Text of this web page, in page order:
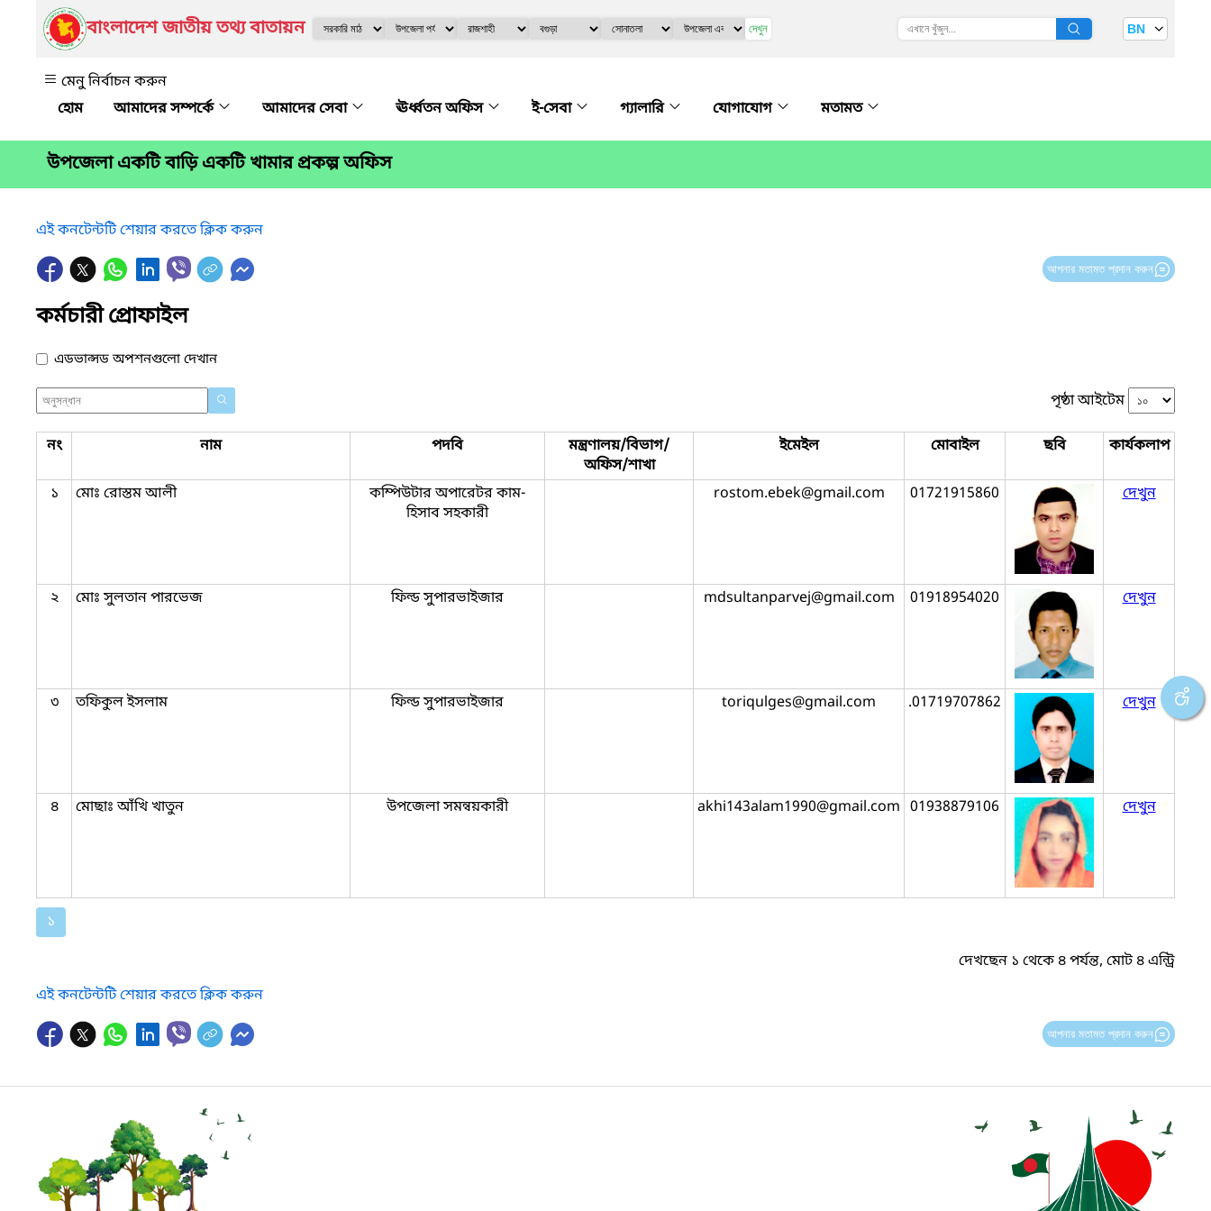
বাংলাদেশ জাতীয় তথ্য বাতায়ন দেখুন BN
মেনু নির্বাচন করুন
আমাদের সম্পর্কে
আমাদের সেবা ঊর্ধ্বতন অফিস ই-সেবা গ্যালারি যোগাযোগ মতামত
উপজেলা একটি বাড়ি একটি খামার প্রকল্প অফিস
এই কনটেন্টটি শেয়ার করতে ক্লিক করুন
আপনার মতামত প্রদান করুন
কর্মচারী প্রোফাইল
এডভান্সড অপশনগুলো দেখান
পৃষ্ঠা আইটেম
নং নাম পদবি
মন্ত্রণালয়/বিভাগ/
অফিস/শাখা
ইমেইল মোবাইল ছবি কার্যকলাপ
১ মোঃ রোস্তম আলী
কম্পিউটার অপারেটর কাম-
হিসাব সহকারী
rostom.ebek@gmail.com 01721915860 দেখুন
২ মোঃ সুলতান পারভেজ ফিল্ড সুপারভাইজার mdsultanparvej@gmail.com 01918954020 দেখুন
৩ তফিকুল ইসলাম ফিল্ড সুপারভাইজার toriqulges@gmail.com .01719707862 দেখুন
৪ মোছাঃ আঁখি খাতুন উপজেলা সমন্বয়কারী akhi143alam1990@gmail.com 01938879106 দেখুন
১
দেখছেন ১ থেকে ৪ পর্যন্ত, মোট ৪ এন্ট্রি
এই কনটেন্টটি শেয়ার করতে ক্লিক করুন
আপনার মতামত প্রদান করুন